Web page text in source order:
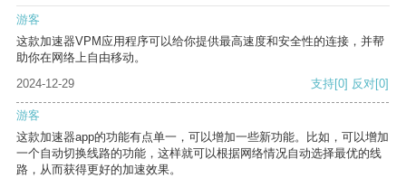
游客
这款加速器VPM应用程序可以给你提供最高速度和安全性的连接，并帮
助你在网络上自由移动。
2024-12-29
支持[0] 反对[0]
游客
这款加速器app的功能有点单一，可以增加一些新功能。比如，可以增加
一个自动切换线路的功能，这样就可以根据网络情况自动选择最优的线
路，从而获得更好的加速效果。